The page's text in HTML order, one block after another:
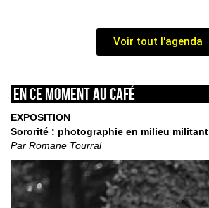
Voir tout l'agenda
En ce moment au café
EXPOSITION
Sororité : photographie en milieu militant
Par Romane Tourral